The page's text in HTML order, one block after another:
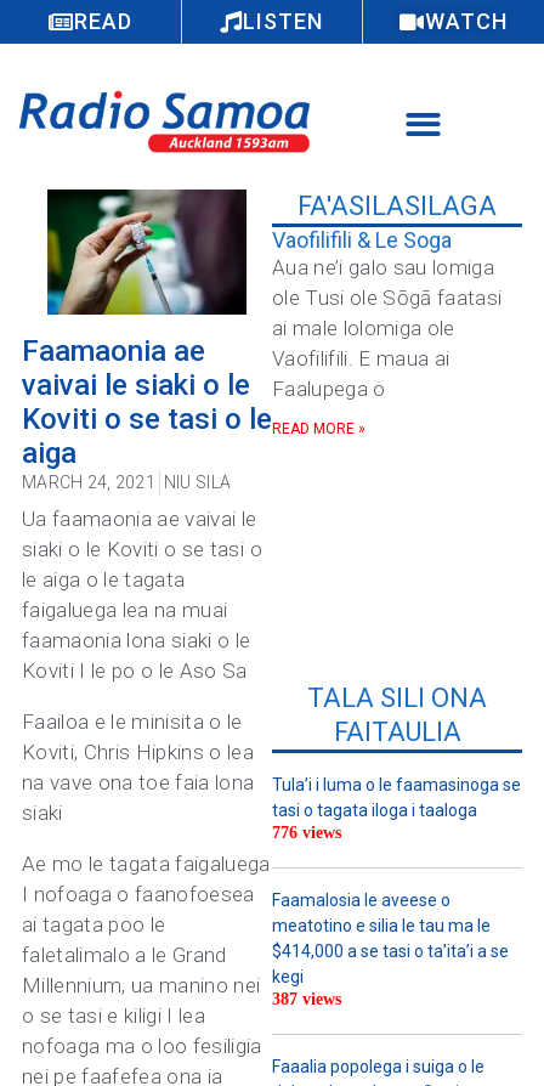
READ LISTEN WATCH
Faamaonia ae
vaivai le siaki o le
Koviti o se tasi o le
aiga
MARCH 24, 2021 NIU SILA
Ua faamaonia ae vaivai le
siaki o le Koviti o se tasi o
le aiga o le tagata
faigaluega lea na muai
faamaonia lona siaki o le
Koviti I le po o le Aso Sa
Faailoa e le minisita o le
Koviti, Chris Hipkins o lea
na vave ona toe faia lona
siaki
Ae mo le tagata faigaluega
I nofoaga o faanofoesea
ai tagata poo le
faletalimalo a le Grand
Millennium, ua manino nei
o se tasi e kiligi I lea
nofoaga ma o loo fesiligia
nei pe faafefea ona ia
FA'ASILASILAGA
Vaofilifili & Le Soga
Aua ne’i galo sau lomiga
ole Tusi ole Sōgā faatasi
ai male lolomiga ole
Vaofilifili. E maua ai
Faalupega o
READ MORE »
TALA SILI ONA
FAITAULIA
Tula’i i luma o le faamasinoga se
tasi o tagata iloga i taaloga
776 views
Faamalosia le aveese o
meatotino e silia le tau ma le
$414,000 a se tasi o ta’ita’i a se
kegi
387 views
Faaalia popolega i suiga o le